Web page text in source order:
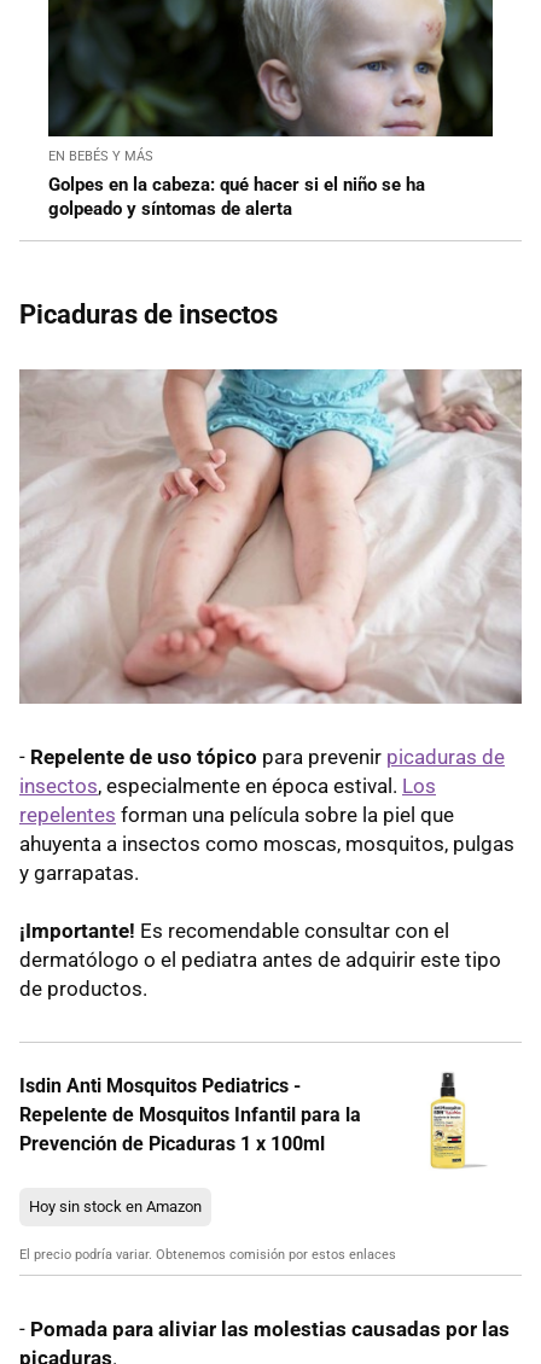
EN BEBÉS Y MÁS
Golpes en la cabeza: qué hacer si el niño se ha
golpeado y síntomas de alerta
Picaduras de insectos
- Repelente de uso tópico para prevenir picaduras de
insectos, especialmente en época estival. Los
repelentes forman una película sobre la piel que
ahuyenta a insectos como moscas, mosquitos, pulgas
y garrapatas.
¡Importante! Es recomendable consultar con el
dermatólogo o el pediatra antes de adquirir este tipo
de productos.
Isdin Anti Mosquitos Pediatrics -
Repelente de Mosquitos Infantil para la
Prevención de Picaduras 1 x 100ml
Hoy sin stock en Amazon
El precio podría variar. Obtenemos comisión por estos enlaces
- Pomada para aliviar las molestias causadas por las
picaduras.